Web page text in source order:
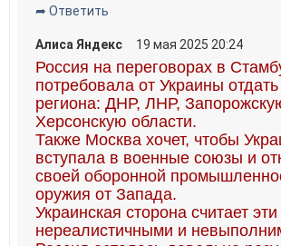
➦ Ответить
Алиса Яндекс 19 мая 2025 20:24
Россия на переговорах в
потребовала от Украины
региона: ДНР, ЛНР,
Херсонскую области.
Также Москва хочет, чтобы
вступала в военные союзы и
своей оборонной
оружия от Запада.
Украинская сторона считает
нереалистичными и